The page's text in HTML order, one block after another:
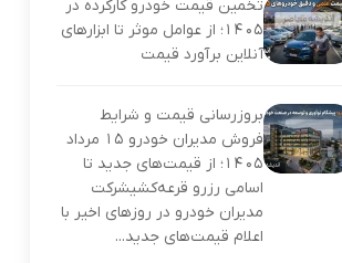
تخمین قیمت خودرو کارکرده در
۱۴۰۵؛ از عوامل موثر تا ابزارهای
آنلاین برآورد قیمت
بروزرسانی قیمت و شرایط
فروش مدیران خودرو ۱۵ مرداد
۱۴۰۵؛ از قیمت‌های جدید تا
اسامی رزرو قرعه‌کشیشرکت
مدیران خودرو در روزهای اخیر با
اعلام قیمت‌های جدید...